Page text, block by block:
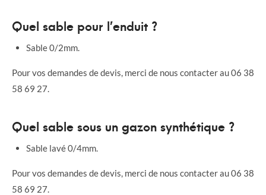
Quel sable pour l’enduit ?
Sable 0/2mm.
Pour vos demandes de devis, merci de nous contacter au 06 38
58 69 27.
Quel sable sous un gazon synthétique ?
Sable lavé 0/4mm.
Pour vos demandes de devis, merci de nous contacter au 06 38
58 69 27.